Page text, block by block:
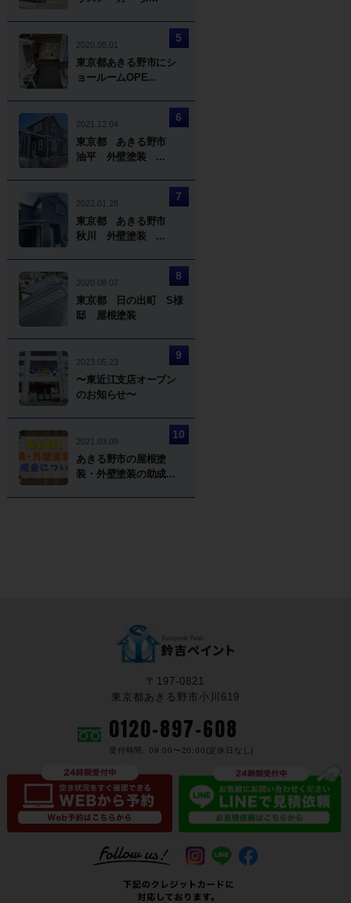
2020.08.01
東京都あきる野市にシ
ョールームOPE...
2021.12.04
東京都 あきる野市
油平 外壁塗装 ...
2022.01.28
東京都 あきる野市
秋川 外壁塗装 ...
2020.08.07
東京都 日の出町 S様
邸 屋根塗装
2023.05.23
〜東近江支店オープン
のお知らせ〜
2021.03.09
あきる野市の屋根塗
装・外壁塗装の助成...
〒197-0821
東京都あきる野市小川619
0120-897-608
受付時間: 09:00〜20:00(定休日なし)